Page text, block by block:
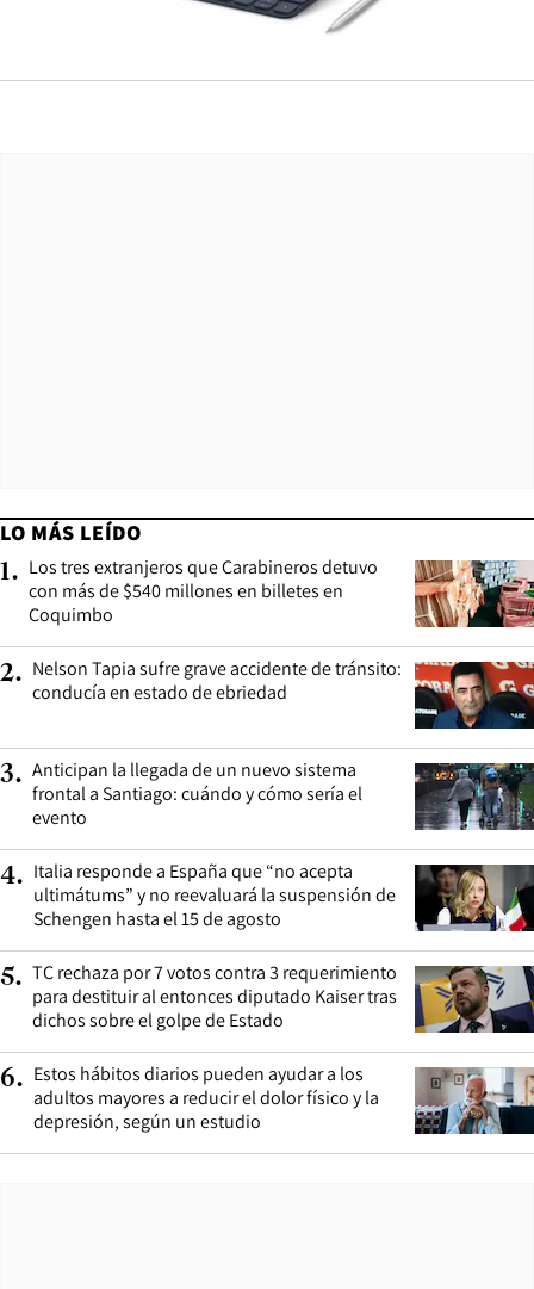
LO MÁS LEÍDO
1. Los tres extranjeros que Carabineros detuvo
con más de $540 millones en billetes en
Coquimbo
2. Nelson Tapia sufre grave accidente de tránsito:
conducía en estado de ebriedad
3. Anticipan la llegada de un nuevo sistema
frontal a Santiago: cuándo y cómo sería el
evento
4. Italia responde a España que “no acepta
ultimátums” y no reevaluará la suspensión de
Schengen hasta el 15 de agosto
5. TC rechaza por 7 votos contra 3 requerimiento
para destituir al entonces diputado Kaiser tras
dichos sobre el golpe de Estado
6. Estos hábitos diarios pueden ayudar a los
adultos mayores a reducir el dolor físico y la
depresión, según un estudio